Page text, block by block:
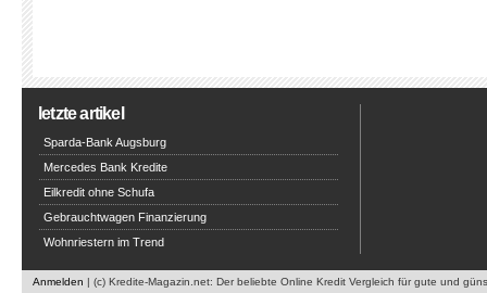
letzte artikel
Sparda-Bank Augsburg
Mercedes Bank Kredite
Eilkredit ohne Schufa
Gebrauchtwagen Finanzierung
Wohnriestern im Trend
Anmelden | (c) Kredite-Magazin.net: Der beliebte Online Kredit Vergleich für gute und